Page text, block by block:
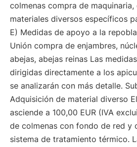
colmenas compra de
materiales diversos específicos
E) Medidas de apoyo a la
Unión compra de enjambres,
abejas, abejas reinas Las
dirigidas directamente a los
se analizarán con más detalle.
Adquisición de material diverso
asciende a 100,00 EUR (IVA
de colmenas con fondo de red y
sistema de tratamiento térmico.